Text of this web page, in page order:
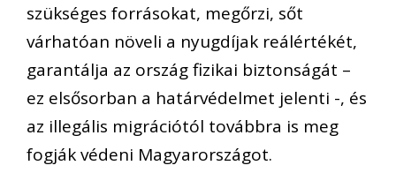
szükséges forrásokat, megőrzi, sőt
várhatóan növeli a nyugdíjak reálértékét,
garantálja az ország fizikai biztonságát –
ez elsősorban a határvédelmet jelenti -, és
az illegális migrációtól továbbra is meg
fogják védeni Magyarországot.